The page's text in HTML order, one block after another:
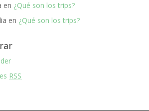
en ¿Qué son los trips?
en ¿Qué son los trips?
RSS